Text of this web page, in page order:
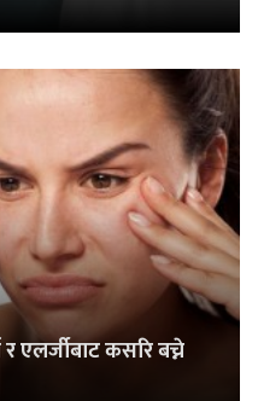
एलर्जीबाट कसरि बच्ने